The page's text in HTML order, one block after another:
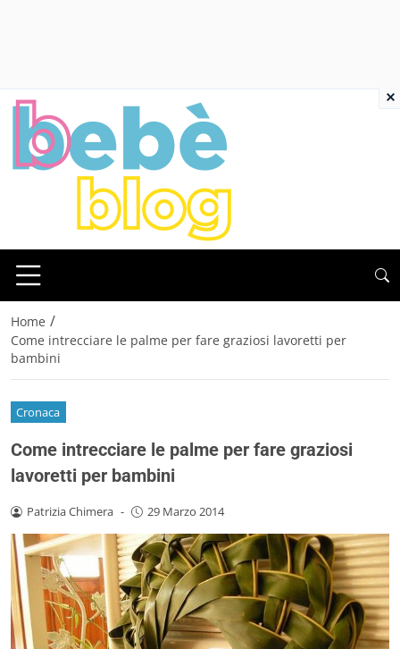
Home /
Come intrecciare le palme per fare graziosi lavoretti per
bambini
Cronaca
Come intrecciare le palme per fare graziosi
lavoretti per bambini
Patrizia Chimera - 29 Marzo 2014
×